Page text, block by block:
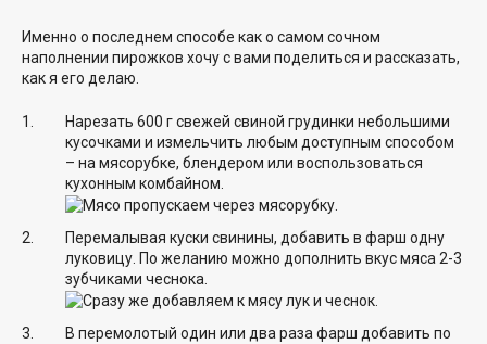
Именно о последнем способе как о самом сочном
наполнении пирожков хочу с вами поделиться и рассказать,
как я его делаю.
Нарезать 600 г свежей свиной грудинки небольшими
кусочками и измельчить любым доступным способом
– на мясорубке, блендером или воспользоваться
кухонным комбайном.
Перемалывая куски свинины, добавить в фарш одну
луковицу. По желанию можно дополнить вкус мяса 2-3
зубчиками чеснока.
В перемолотый один или два раза фарш добавить по